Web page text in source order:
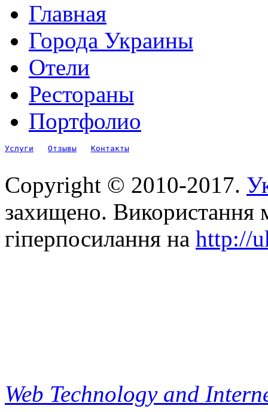
Главная
Города Украины
Отели
Рестораны
Портфолио
Услуги Отзывы Контакты
Copyright © 2010-2017.
захищено. Використання
гіперпосилання на http://
Web Technology and